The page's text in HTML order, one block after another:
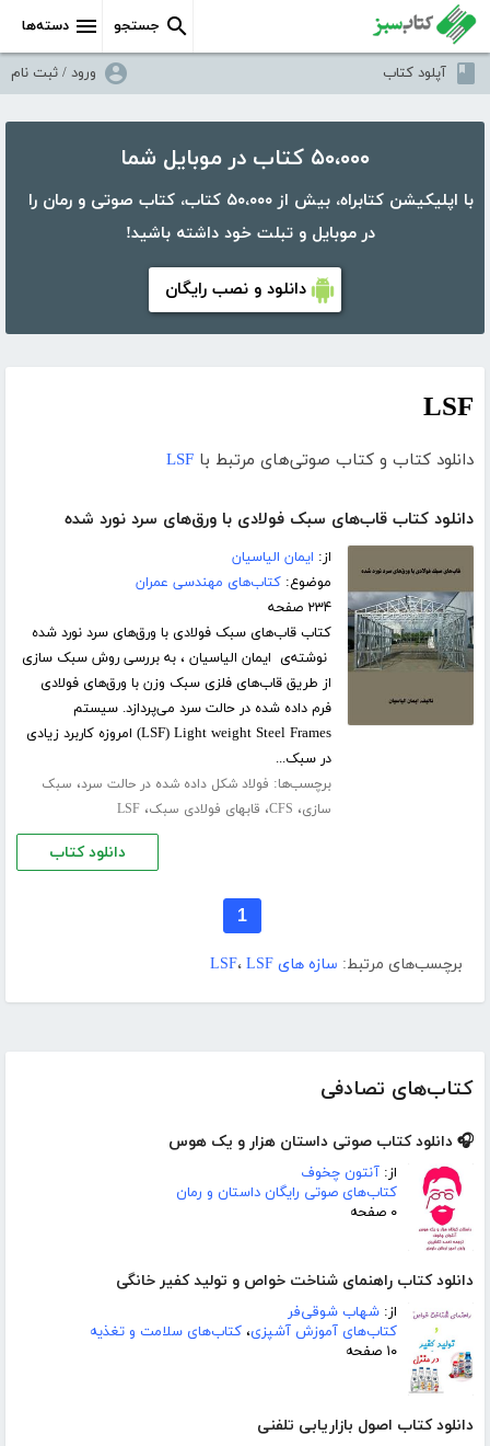
دسته‌ها جستجو
آپلود کتاب ورود / ثبت نام
۵۰،۰۰۰ کتاب در موبایل شما
با اپلیکیشن کتابراه، بیش از ۵۰،۰۰۰ کتاب، کتاب صوتی و رمان را
در موبایل و تبلت خود داشته باشید!
دانلود و نصب رایگان
کتاب‌های تصادفی
🎧 دانلود کتاب صوتی داستان هزار و یک هوس
از: آنتون چخوف
کتاب‌های صوتی رایگان داستان و رمان
۰ صفحه
دانلود کتاب راهنمای شناخت خواص و تولید کفیر خانگی
از: شهاب شوقی‌فر
کتاب‌های آموزش آشپزی، کتاب‌های سلامت و تغذیه
۱۰ صفحه
دانلود کتاب اصول بازاریابی تلفنی
LSF
دانلود کتاب و کتاب صوتی‌های مرتبط با LSF
دانلود کتاب قاب‌های سبک فولادی با ورق‌های سرد نورد شده
از: ایمان الیاسیان
موضوع:کتاب‌های مهندسی عمران
۲۳۴ صفحه
کتاب قاب‌های سبک فولادی با ورق‌های سرد نورد شده
نوشته‌ی ایمان الیاسیان ، به بررسی روش سبک سازی
از طریق قاب‌های فلزی سبک وزن با ورق‌های فولادی
فرم داده شده در حالت سرد می‌پردازد. سیستم
LSF) Light weight Steel Frames) امروزه کاربرد زیادی
در سبک...
برچسب‌ها: فولاد شکل داده شده در حالت سرد، سبک
سازی، CFS، قابهای فولادی سبک،LSF
دانلود کتاب
1
برچسب‌های مرتبط: سازه های LSF ، LSF